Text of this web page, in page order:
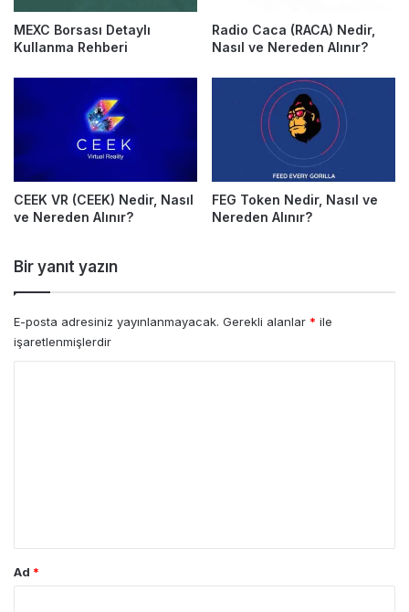
MEXC Borsası Detaylı
Kullanma Rehberi
Radio Caca (RACA) Nedir,
Nasıl ve Nereden Alınır?
CEEK VR (CEEK) Nedir, Nasıl
ve Nereden Alınır?
FEG Token Nedir, Nasıl ve
Nereden Alınır?
Bir yanıt yazın
E-posta adresiniz yayınlanmayacak. Gerekli alanlar * ile
işaretlenmişlerdir
Ad *